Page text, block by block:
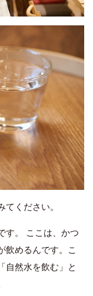
ください。
す。 ここは、かつ
飲めるんです。こ
自然水を飲む」と